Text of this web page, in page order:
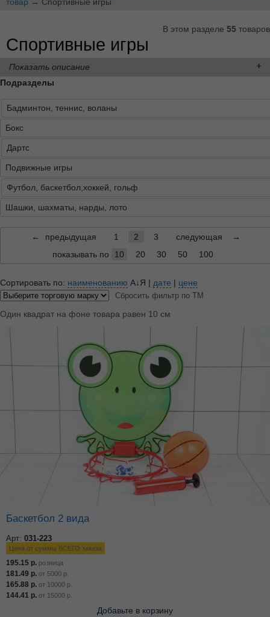
В этом разделе 55 товаров
Спортивные игры
Показать описание
Подразделы
Бадминтон, теннис, воланы
Бокс
Дартс
Подвижные игры
Футбол, баскетбол,хоккей, гольф
Шашки, шахматы, нарды, лото
← предыдущая 1 2 3 следующая
→
показывать по
10 20 30 50 100
Сортировать по: наименованию А↓Я | дате | цене
Сбросить фильтр по ТМ
Один квадрат на фоне товара равен 10 см
Баскетбол 2 вида
Арт: 031-223
Цена от суммы ВСЕГО заказа
195.15 р. розница
181.49 р. от 5000 р.
165.88 р. от 10000 р.
144.41 р. от 15000 р.
Добавьте в корзину